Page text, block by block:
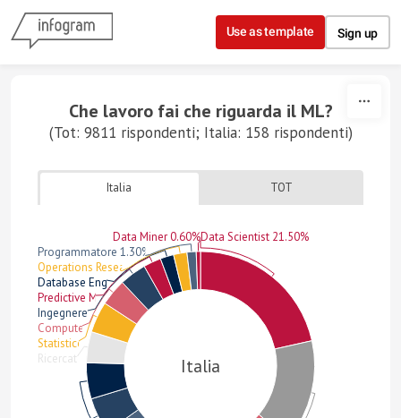
Skip to content
Use as template Sign up
Che lavoro fai che riguarda il ML?
(Tot: 9811 rispondenti; Italia: 158 rispondenti)
Italia TOT
Italia
Data Scientist 21.50%
Ricercatore 4.40%
Statistico 4.40%
Computer Scientist 3.80%
Ingegnere in ML 3.80%
Predictive Modeler 2.50%
Database Engineering 1.90%
Operations Researchers 1.90%
Programmatore 1.30%
Data Miner 0.60%